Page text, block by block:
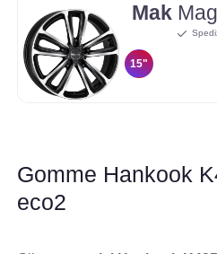
Mak
15"
Gomme Hankook
eco2